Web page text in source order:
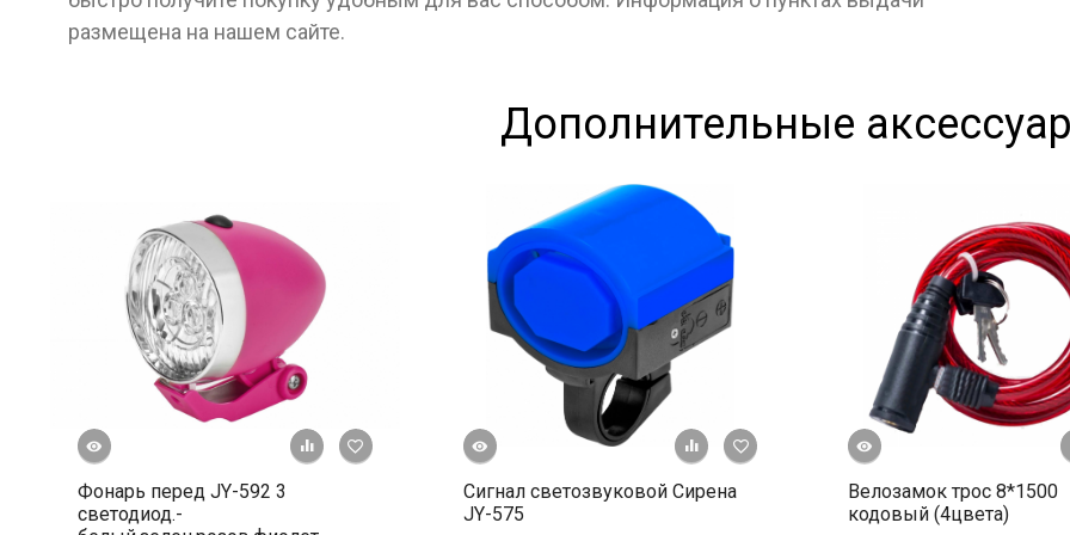
размещена на нашем сайте.
Дополнительные
+ К сравнению
В избранное
Фонарь перед JY-592 3
светодиод.-
+ К сравнению
В избранное
Быстрый просмотр
Сигнал светозвуковой Сирена
JY-575
Быстрый просмотр
Велозамок трос 8*1500
кодовый (4цвета)